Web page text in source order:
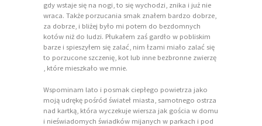
gdy wstaje się na nogi, to się wychodzi, znika i już nie
wraca. Także porzucania smak znałem bardzo dobrze,
za dobrze, i bliżej było mi potem do bezdomnych
kotów niż do ludzi. Płukałem zaś gardło w pobliskim
barze i spieszyłem się zalać, nim łzami miało zalać się
to porzucone szczenię, kot lub inne bezbronne zwierzę
, które mieszkało we mnie.
Wspominam lato i posmak ciepłego powietrza jako
moją udrękę pośród świateł miasta, samotnego ostrza
nad kartką, która wyczekuje wiersza jak gościa w domu
i nieświadomych świadków mijanych w parkach i pod